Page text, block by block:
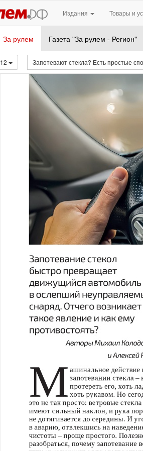
Издания Товары и
За рулем Газета "За рулем - Регион"
12 Запотевают стекла? Есть простые